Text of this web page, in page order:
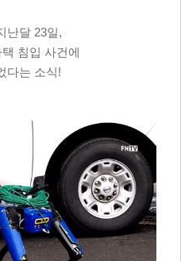
난달 23일,
침입 사건에
다는 소식!